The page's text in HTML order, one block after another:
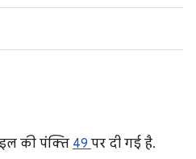
की पंक्ति 49 पर दी गई है.